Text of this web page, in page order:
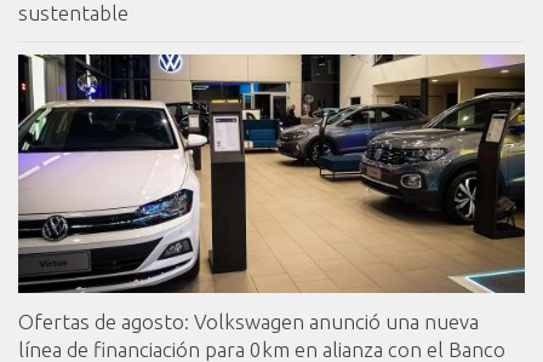
sustentable
Ofertas de agosto: Volkswagen anunció una nueva
línea de financiación para 0km en alianza con el Banco